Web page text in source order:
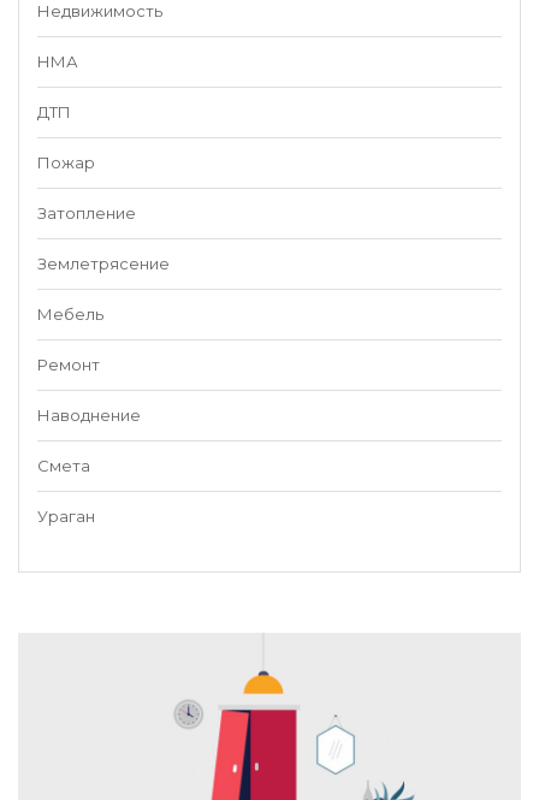
Недвижимость
НМА
ДТП
Пожар
Затопление
Землетрясение
Мебель
Ремонт
Наводнение
Смета
Ураган